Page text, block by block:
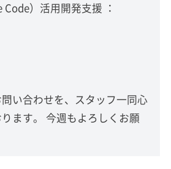
Code）活用開発支援 ：
い合わせを、スタッフ一同心
ます。 今週もよろしくお願